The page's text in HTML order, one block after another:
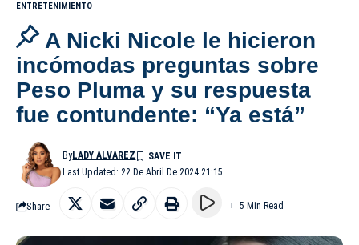
ENTRETENIMIENTO
A Nicki Nicole le hicieron
incómodas preguntas sobre
Peso Pluma y su respuesta
fue contundente: “Ya está”
Last Updated: 22 De Abril De 2024 21:15
ByLADY ALVAREZ
Share 5 Min Read